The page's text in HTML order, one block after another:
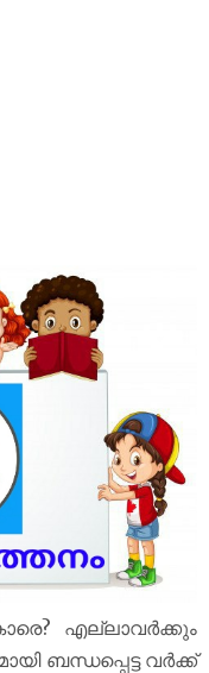
എല്ലാവർക്കും
ബന്ധപ്പെട്ട വർക്ക്